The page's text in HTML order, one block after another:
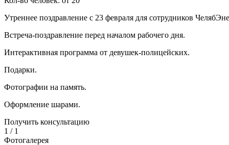
Утреннее поздравление с 23 февраля для сотрудников
Встреча-поздравление перед началом рабочего дня.
Интерактивная программа от девушек-полицейских.
Подарки.
Фотографии на память.
Оформление шарами.
Получить консультацию
1 / 1
Фотогалерея